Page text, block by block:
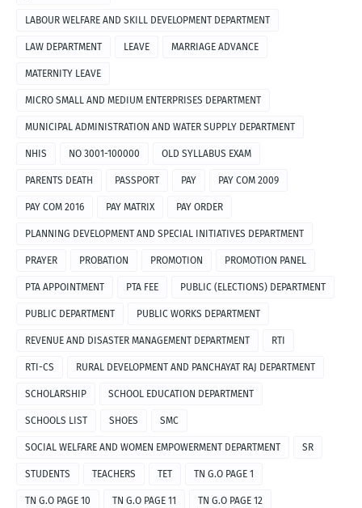
LABOUR WELFARE AND SKILL DEVELOPMENT DEPARTMENT
LAW DEPARTMENT LEAVE MARRIAGE ADVANCE
MATERNITY LEAVE
MICRO SMALL AND MEDIUM ENTERPRISES DEPARTMENT
MUNICIPAL ADMINISTRATION AND WATER SUPPLY DEPARTMENT
NHIS NO 3001-100000 OLD SYLLABUS EXAM
PARENTS DEATH PASSPORT PAY PAY COM 2009
PAY COM 2016 PAY MATRIX PAY ORDER
PLANNING DEVELOPMENT AND SPECIAL INITIATIVES DEPARTMENT
PRAYER PROBATION PROMOTION PROMOTION PANEL
PTA APPOINTMENT PTA FEE PUBLIC (ELECTIONS) DEPARTMENT
PUBLIC DEPARTMENT PUBLIC WORKS DEPARTMENT
REVENUE AND DISASTER MANAGEMENT DEPARTMENT RTI
RTI-CS RURAL DEVELOPMENT AND PANCHAYAT RAJ DEPARTMENT
SCHOLARSHIP SCHOOL EDUCATION DEPARTMENT
SCHOOLS LIST SHOES SMC
SOCIAL WELFARE AND WOMEN EMPOWERMENT DEPARTMENT SR
STUDENTS TEACHERS TET TN G.O PAGE 1
TN G.O PAGE 10 TN G.O PAGE 11 TN G.O PAGE 12